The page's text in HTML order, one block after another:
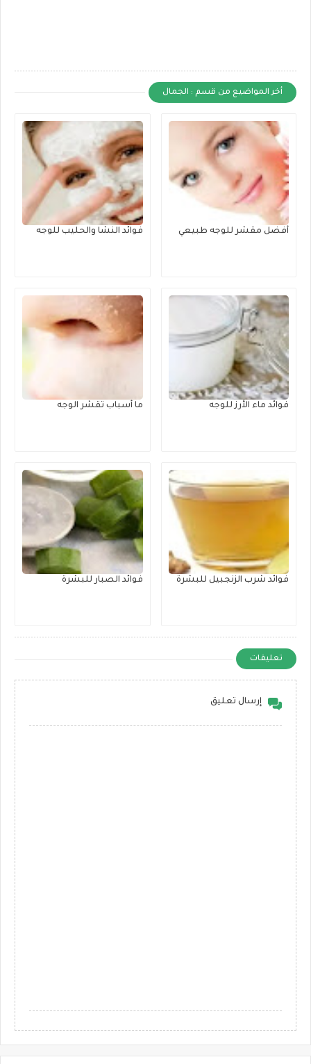
أخر المواضيع من قسم : الجمال
أفضل مقشر للوجه طبيعي فوائد النشا والحليب للوجه
فوائد ماء الأرز للوجه ما أسباب تقشر الوجه
فوائد شرب الزنجبيل للبشرة فوائد الصبار للبشرة
تعليقات
إرسال تعليق